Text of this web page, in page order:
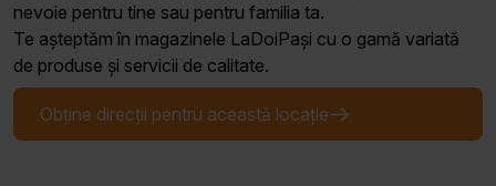
nevoie pentru tine sau pentru familia ta.
Te așteptăm în magazinele LaDoiPași cu o gamă variată
de produse și servicii de calitate.
Obține direcții pentru această locație